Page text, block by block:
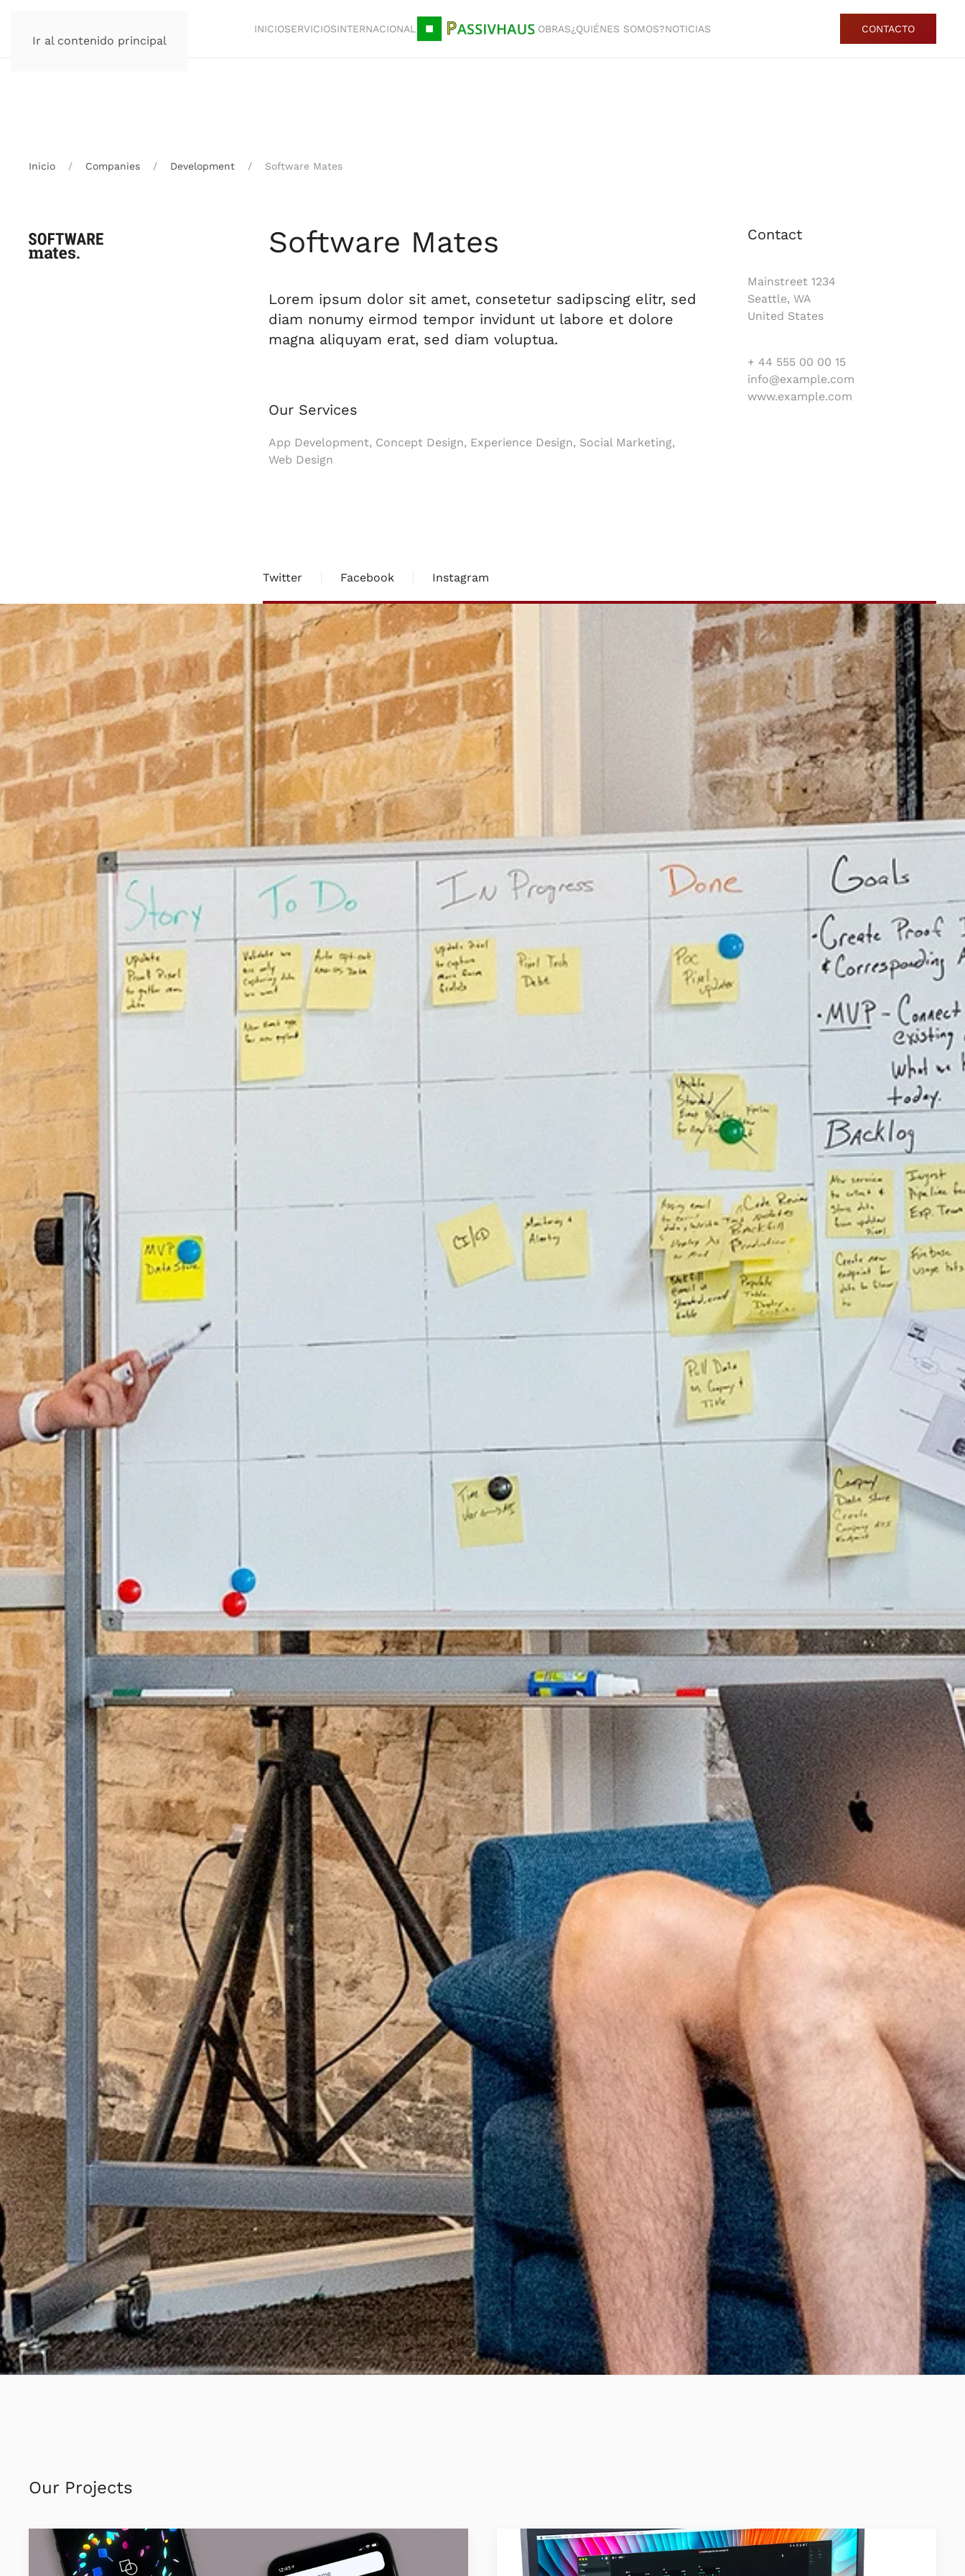
Ir al contenido principal
INICIOSERVICIOSINTERNACIONAL OBRAS¿QUIÉNES SOMOS?NOTICIAS CONTACTO
Inicio Companies Development Software Mates
Software Mates
Lorem ipsum dolor sit amet, consetetur sadipscing elitr, sed
diam nonumy eirmod tempor invidunt ut labore et dolore
magna aliquyam erat, sed diam voluptua.
Our Services
App Development, Concept Design, Experience Design, Social Marketing,
Web Design
Contact
Mainstreet 1234
Seattle, WA
United States
+ 44 555 00 00 15
info@example.com
www.example.com
Twitter Facebook Instagram
Our Projects